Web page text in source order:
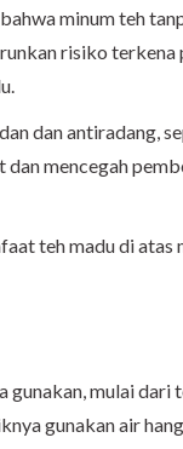
minum teh
risiko
dan antiradang,
mencegah
teh madu di atas
mulai dari
gunakan air